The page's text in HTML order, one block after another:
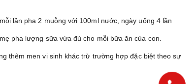
lần pha 2 muỗng với 100ml nước, ngày uống 4 lần
pha lượng sữa vừa đủ cho mỗi bữa ăn của con.
thêm men vi sinh khác trừ trường hợp đặc biệt theo sự